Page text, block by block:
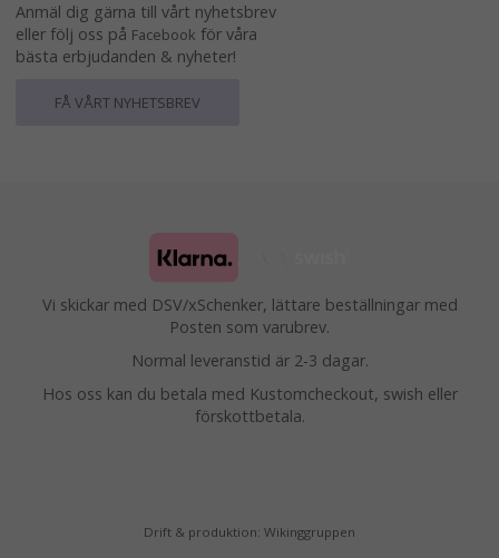
Anmäl dig gärna till vårt nyhetsbrev
eller följ oss på Facebook för våra
bästa erbjudanden & nyheter!
FÅ VÅRT NYHETSBREV
Vi skickar med DSV/xSchenker, lättare beställningar med
Posten som varubrev.
Normal leveranstid är 2-3 dagar.
Hos oss kan du betala med Kustomcheckout, swish eller
förskottbetala.
Drift & produktion: Wikinggruppen